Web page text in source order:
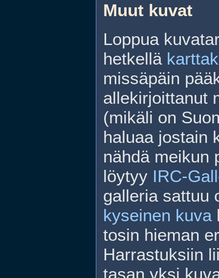
Muut kuvat
Loppua
hetkellä
missäpäin
allekirjoittanut
(mikäli on
haluaa jostain
nähdä meikun
löytyy IRC-
galleria sattuu
kyseinen kuva
tosin hieman
Harrastuksiin
tasan yksi